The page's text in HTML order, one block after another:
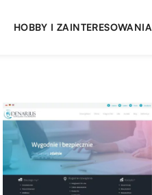
HOBBY I ZAINTERESOWANIA